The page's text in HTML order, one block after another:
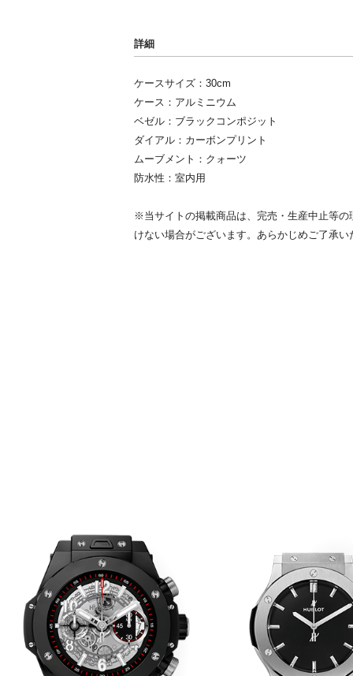
詳細
ケースサイズ：30cm
ケース：アルミニウム
ベゼル：ブラックコンポジット
ダイアル：カーボンプリント
ムーブメント：クォーツ
防水性：室内用
※当サイトの掲載商品は、完売・生産中止等
けない場合がございます。あらかじめご了承